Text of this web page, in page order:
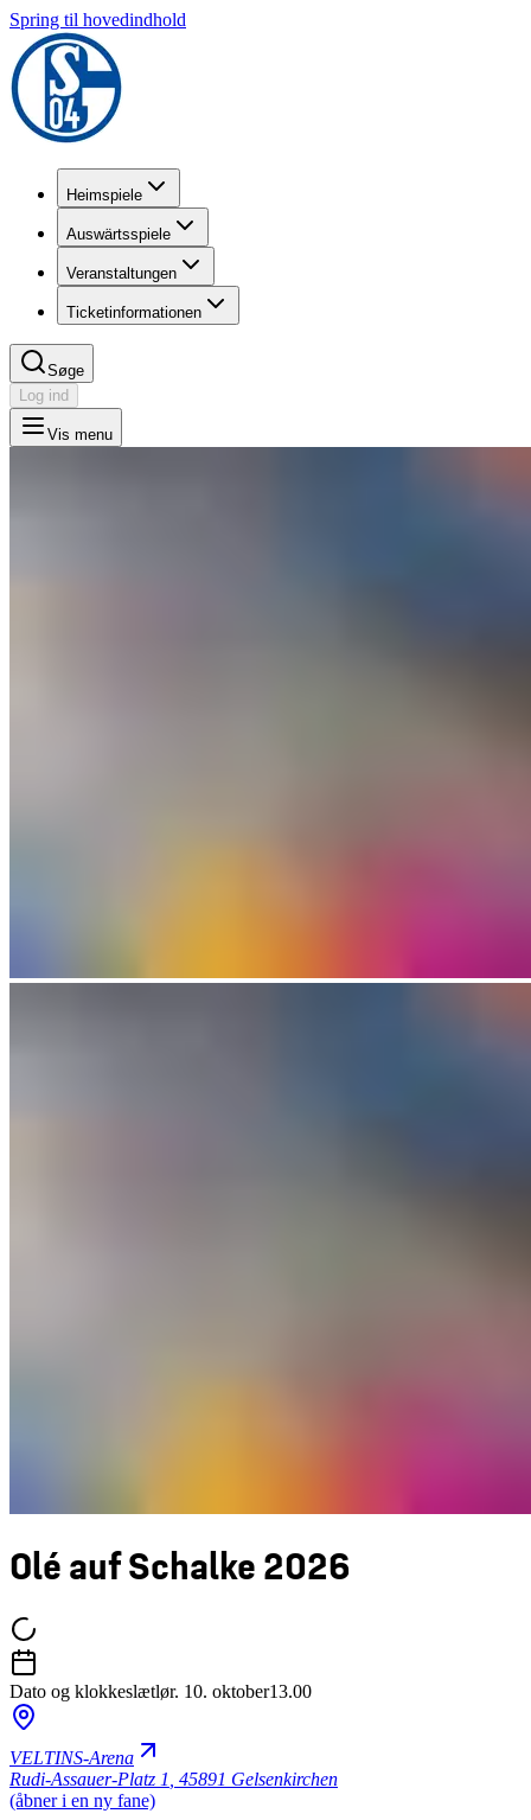
Spring til hovedindhold
Heimspiele
Auswärtsspiele
Veranstaltungen
Ticketinformationen
Søge
Log ind
Vis menu
Olé auf Schalke 2026
Dato og klokkeslætlør. 10. oktober13.00
VELTINS-Arena
Rudi-Assauer-Platz 1 45891 Gelsenkirchen
(åbner i en ny fane)